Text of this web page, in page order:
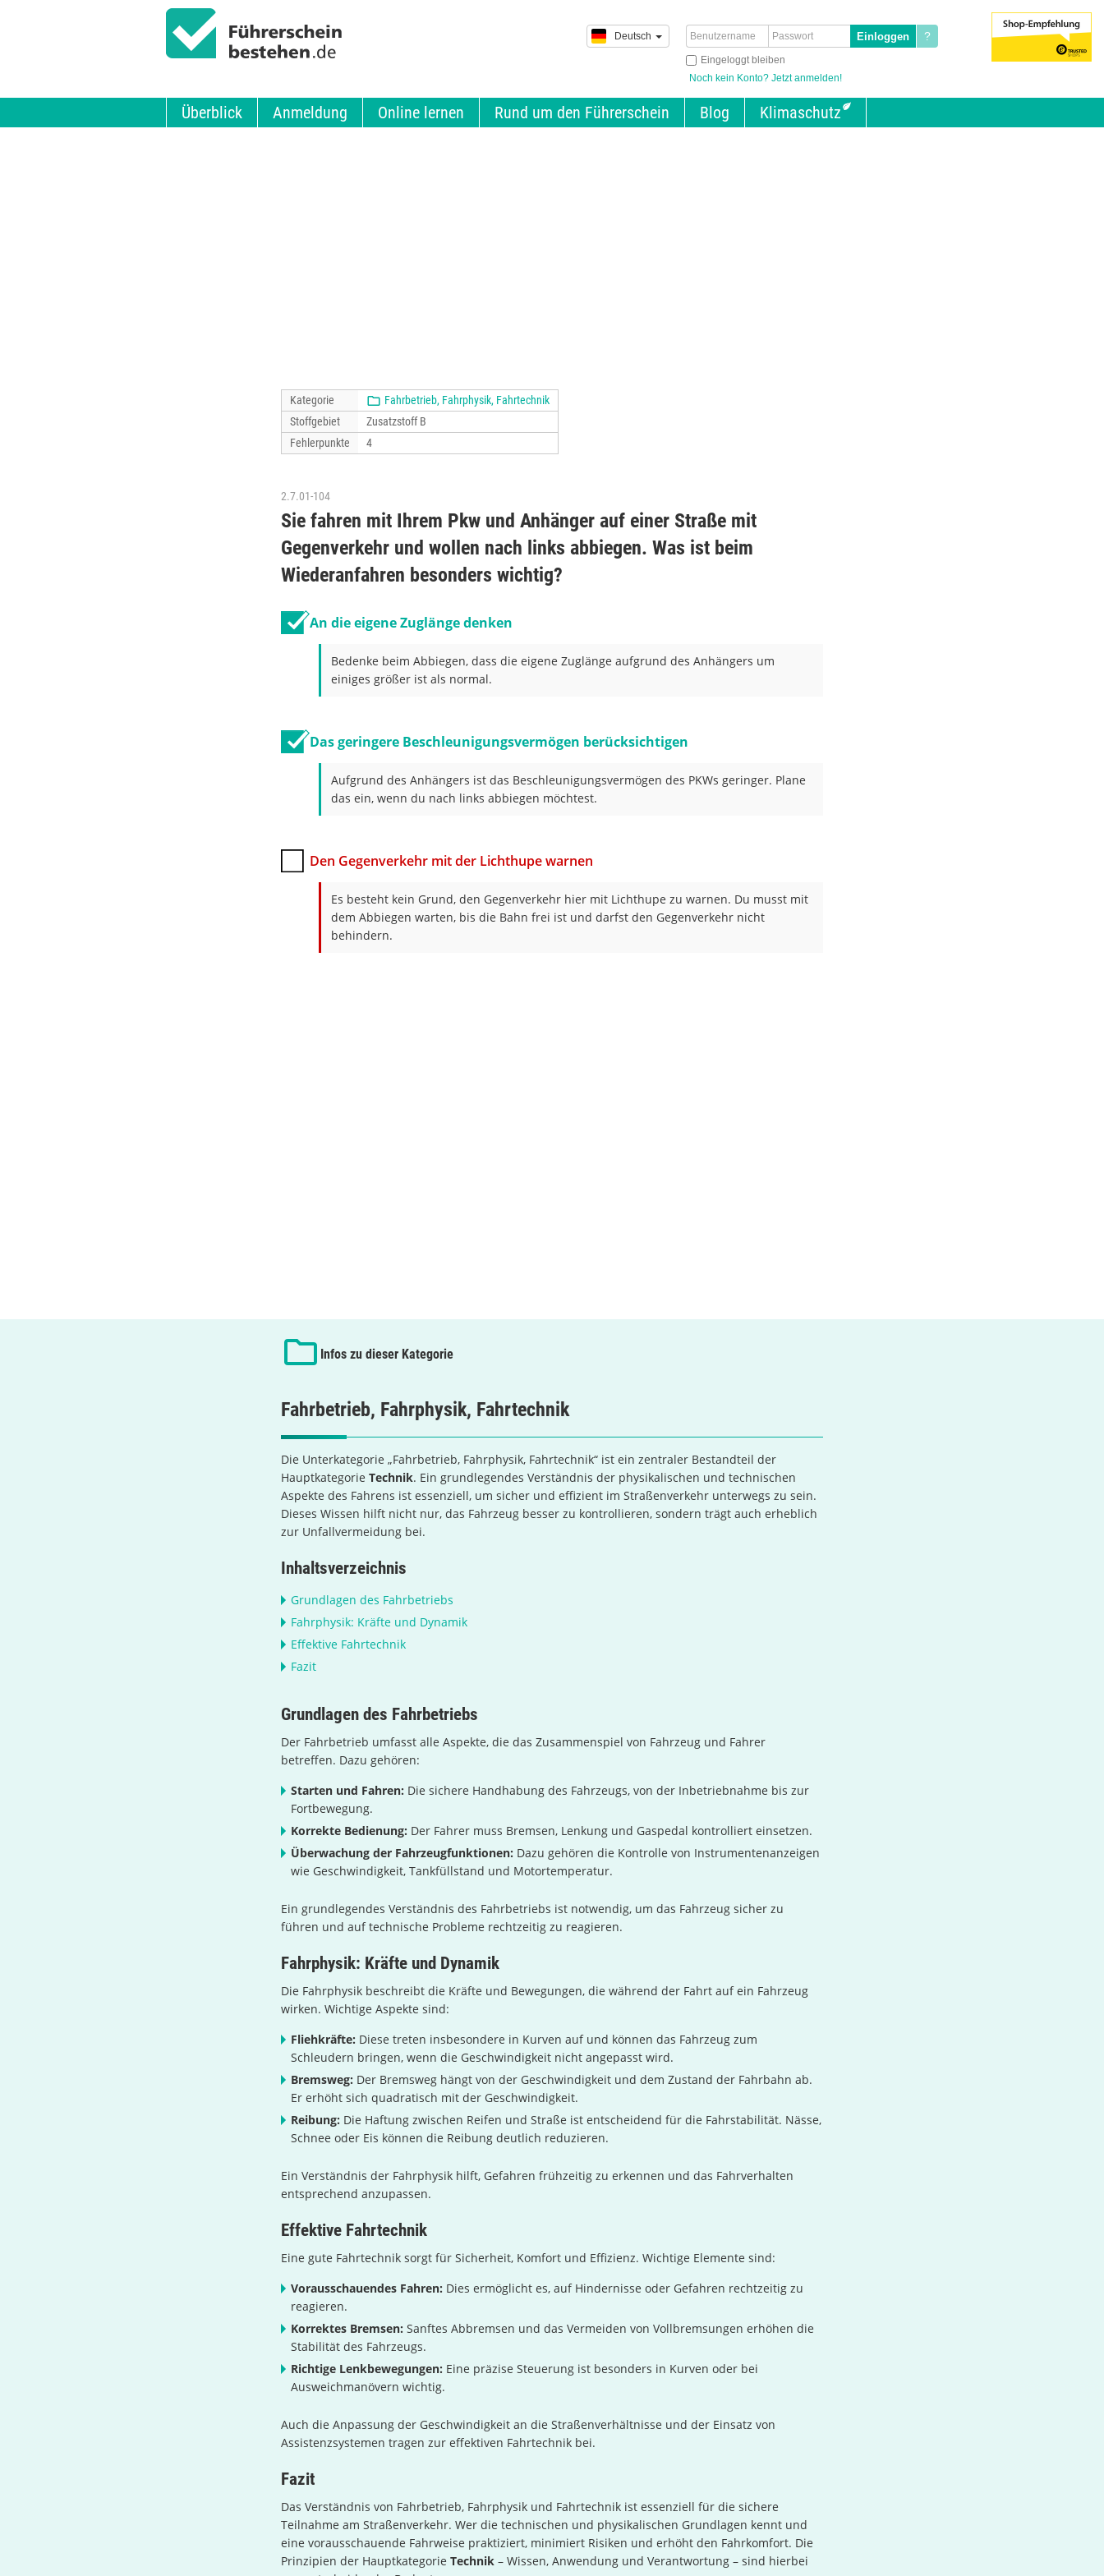
?
Eingeloggt bleiben
Noch kein Konto? Jetzt anmelden!
Deutsch
Überblick Anmeldung Online lernen Rund um den Führerschein Blog Klimaschutz
Kategorie
Fahrbetrieb, Fahrphysik, Fahrtechnik
Stoffgebiet
Zusatzstoff B
Fehlerpunkte
4
2.7.01-104
Sie fahren mit Ihrem Pkw und Anhänger auf einer Straße mit
Gegenverkehr und wollen nach links abbiegen. Was ist beim
Wiederanfahren besonders wichtig?
An die eigene Zuglänge denken
Bedenke beim Abbiegen, dass die eigene Zuglänge aufgrund des Anhängers um
einiges größer ist als normal.
Das geringere Beschleunigungsvermögen berücksichtigen
Aufgrund des Anhängers ist das Beschleunigungsvermögen des PKWs geringer. Plane
das ein, wenn du nach links abbiegen möchtest.
Den Gegenverkehr mit der Lichthupe warnen
Es besteht kein Grund, den Gegenverkehr hier mit Lichthupe zu warnen. Du musst mit
dem Abbiegen warten, bis die Bahn frei ist und darfst den Gegenverkehr nicht
behindern.
Infos zu dieser Kategorie
Fahrbetrieb, Fahrphysik, Fahrtechnik
Die Unterkategorie „Fahrbetrieb, Fahrphysik, Fahrtechnik“ ist ein zentraler Bestandteil der
Hauptkategorie Technik. Ein grundlegendes Verständnis der physikalischen und technischen
Aspekte des Fahrens ist essenziell, um sicher und effizient im Straßenverkehr unterwegs zu sein.
Dieses Wissen hilft nicht nur, das Fahrzeug besser zu kontrollieren, sondern trägt auch erheblich
zur Unfallvermeidung bei.
Inhaltsverzeichnis
Grundlagen des Fahrbetriebs
Fahrphysik: Kräfte und Dynamik
Effektive Fahrtechnik
Fazit
Grundlagen des Fahrbetriebs
Der Fahrbetrieb umfasst alle Aspekte, die das Zusammenspiel von Fahrzeug und Fahrer
betreffen. Dazu gehören:
Starten und Fahren: Die sichere Handhabung des Fahrzeugs, von der Inbetriebnahme bis zur
Fortbewegung.
Korrekte Bedienung: Der Fahrer muss Bremsen, Lenkung und Gaspedal kontrolliert einsetzen.
Überwachung der Fahrzeugfunktionen: Dazu gehören die Kontrolle von Instrumentenanzeigen
wie Geschwindigkeit, Tankfüllstand und Motortemperatur.
Ein grundlegendes Verständnis des Fahrbetriebs ist notwendig, um das Fahrzeug sicher zu
führen und auf technische Probleme rechtzeitig zu reagieren.
Fahrphysik: Kräfte und Dynamik
Die Fahrphysik beschreibt die Kräfte und Bewegungen, die während der Fahrt auf ein Fahrzeug
wirken. Wichtige Aspekte sind:
Fliehkräfte: Diese treten insbesondere in Kurven auf und können das Fahrzeug zum
Schleudern bringen, wenn die Geschwindigkeit nicht angepasst wird.
Bremsweg: Der Bremsweg hängt von der Geschwindigkeit und dem Zustand der Fahrbahn ab.
Er erhöht sich quadratisch mit der Geschwindigkeit.
Reibung: Die Haftung zwischen Reifen und Straße ist entscheidend für die Fahrstabilität. Nässe,
Schnee oder Eis können die Reibung deutlich reduzieren.
Ein Verständnis der Fahrphysik hilft, Gefahren frühzeitig zu erkennen und das Fahrverhalten
entsprechend anzupassen.
Effektive Fahrtechnik
Eine gute Fahrtechnik sorgt für Sicherheit, Komfort und Effizienz. Wichtige Elemente sind:
Vorausschauendes Fahren: Dies ermöglicht es, auf Hindernisse oder Gefahren rechtzeitig zu
reagieren.
Korrektes Bremsen: Sanftes Abbremsen und das Vermeiden von Vollbremsungen erhöhen die
Stabilität des Fahrzeugs.
Richtige Lenkbewegungen: Eine präzise Steuerung ist besonders in Kurven oder bei
Ausweichmanövern wichtig.
Auch die Anpassung der Geschwindigkeit an die Straßenverhältnisse und der Einsatz von
Assistenzsystemen tragen zur effektiven Fahrtechnik bei.
Fazit
Das Verständnis von Fahrbetrieb, Fahrphysik und Fahrtechnik ist essenziell für die sichere
Teilnahme am Straßenverkehr. Wer die technischen und physikalischen Grundlagen kennt und
eine vorausschauende Fahrweise praktiziert, minimiert Risiken und erhöht den Fahrkomfort. Die
Prinzipien der Hauptkategorie Technik – Wissen, Anwendung und Verantwortung – sind hierbei